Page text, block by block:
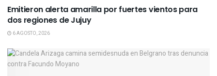
Emitieron alerta amarilla por fuertes vientos para
dos regiones de Jujuy
6 AGOSTO, 2026